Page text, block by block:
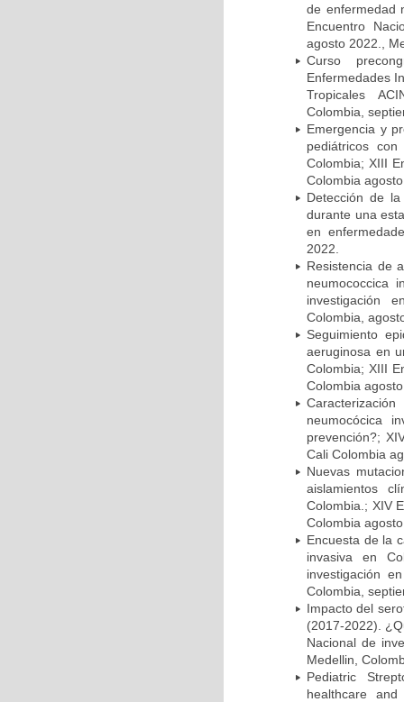
de enfermedad
Encuentro
agosto 2022.,
Curso
Enfermedades
Tropicales
Colombia,
Emergencia y
pediátricos
Colombia; XIII
Colombia
Detección de
durante una
en
2022.
Resistencia de
neumococcica
investigación
Colombia,
Seguimiento
aeruginosa en
Colombia; XIII
Colombia
neumocócica
prevención?;
Cali Colombia
Nuevas
aislamientos
Colombia.; XIV
Colombia
Encuesta de la
invasiva en
investigación
Colombia,
Impacto del
(2017-2022).
Nacional de
Medellin,
Pediatric
healthcare and